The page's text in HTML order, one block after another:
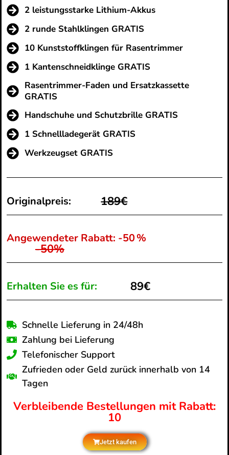
2 leistungsstarke Lithium-Akkus
2 runde Stahlklingen GRATIS
10 Kunststoffklingen für Rasentrimmer
1 Kantenschneidklinge GRATIS
Rasentrimmer-Faden und Ersatzkassette
GRATIS
Handschuhe und Schutzbrille GRATIS
1 Schnellladegerät GRATIS
Werkzeugset GRATIS
Originalpreis: 189€
Angewendeter Rabatt: -50 %
-50%
Erhalten Sie es für: 89€
Schnelle Lieferung in 24/48h
Zahlung bei Lieferung
Telefonischer Support
Zufrieden oder Geld zurück innerhalb von 14
Tagen
Verbleibende Bestellungen mit Rabatt:
10
Jetzt kaufen